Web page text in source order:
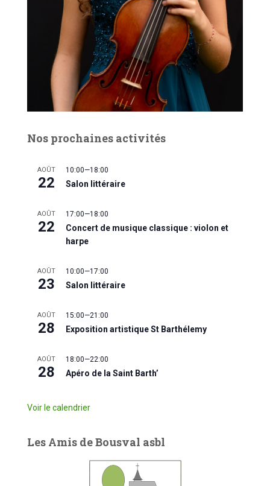
Nos prochaines activités
AOÛT
22
10:00—18:00
Salon littéraire
AOÛT
22
17:00—18:00
Concert de musique classique : violon et
harpe
AOÛT
23
10:00—17:00
Salon littéraire
AOÛT
28
15:00—21:00
Exposition artistique St Barthélemy
AOÛT
28
18:00—22:00
Apéro de la Saint Barth’
Voir le calendrier
Les Amis de Bousval asbl